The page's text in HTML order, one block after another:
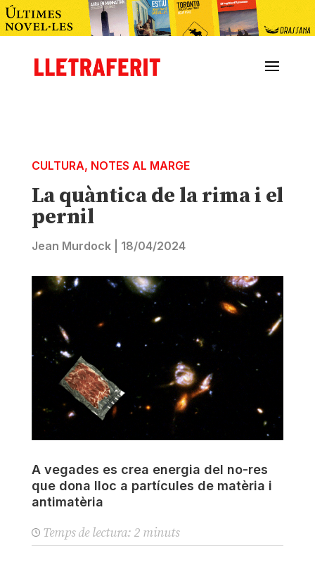
CULTURA, NOTES AL MARGE
La quàntica de la rima i el
pernil
Jean Murdock| 18/04/2024
A vegades es crea energia del no-res
que dona lloc a partícules de matèria i
antimatèria
Temps de lectura: 2 minuts